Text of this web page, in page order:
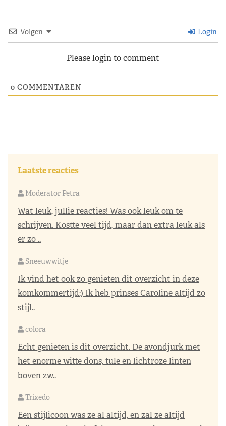
Volgen Login
Please login to comment
0 COMMENTAREN
Laatste reacties
Moderator Petra
Wat leuk, jullie reacties! Was ook leuk om te
schrijven. Kostte veel tijd, maar dan extra leuk als
er zo ..
Sneeuwwitje
Ik vind het ook zo genieten dit overzicht in deze
komkommertijd:) Ik heb prinses Caroline altijd zo
stijl..
colora
Echt genieten is dit overzicht. De avondjurk met
het enorme witte dons, tule en lichtroze linten
boven zw..
Trixedo
Een stijlicoon was ze al altijd, en zal ze altijd